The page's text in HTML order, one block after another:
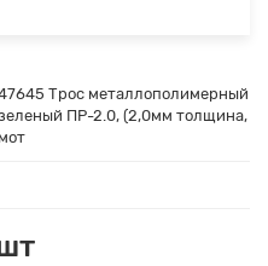
Трос металлополимерный
ПР-2.0, (2,0мм толщина,
мот